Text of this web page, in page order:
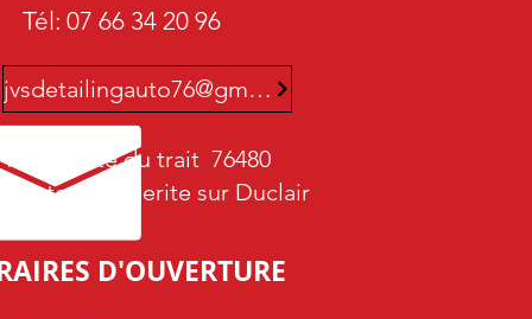
Tél: 07 66 34 20 96
jvsdetailingauto76@gmail.com
144A route du trait 76480
Sainte Marguerite sur Duclair
D'OUVERTURE